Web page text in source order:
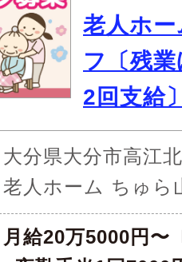
老人ホ
フ〔残
2回支給
大分県大分市高江
老人ホーム ちゅら
月給20万5000円〜